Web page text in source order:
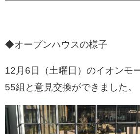
◆オープンハウスの様子
12月6日（土曜日）のイオンモ
55組と意見交換ができました。